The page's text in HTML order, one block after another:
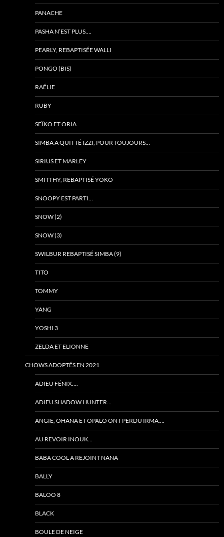
PANACHE
PASHA N’EST PLUS….
PEARLY, REBAPTISÉE WALLI
PONGO (BIS)
RAÉLIE
RUBY
SEÏKO ET ORIA
SIMBA A QUITTÉ IZZI, POUR TOUJOURS…
SIRIUS ET MARLEY
SMITTHY, REBAPTISÉ YOKO
SNOOPY EST PARTI…
SNOW (2)
SNOW (3)
SWILBUR REBAPTISÉ SIMBA (9)
TITO
TOMMY
YANG
YOSHI 3
ZELDA ET ELIONNE
CHOWS ADOPTÉS EN 2021
ADIEU FÉNIX….
ADIEU SHADOW HUNTER…
ANGIE, OHANA ET OPALO ONT PERDU IRMA….
AU REVOIR INOUK…
BABA COOL A REJOINT NANA
BALLY
BALOO 8
BLACK
BOULE DE NEIGE